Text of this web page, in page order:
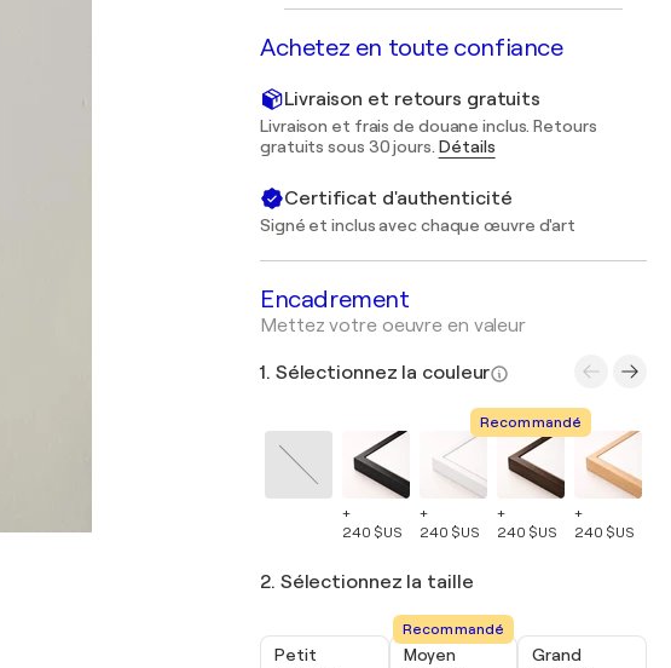
Achetez en toute confiance
Livraison et retours gratuits
Livraison et frais de douane inclus. Retours
gratuits sous 30 jours. Détails
Certificat d'authenticité
Signé et inclus avec chaque œuvre d'art
Encadrement
Mettez votre oeuvre en valeur
1. Sélectionnez la couleur
+
240 $US
+
240 $US
Recommandé
+
240 $US
+
240 $US
2. Sélectionnez la taille
Petit
Recommandé
Moyen
Grand